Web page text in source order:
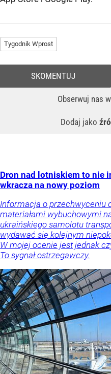
Tygodnik Wprost
Obserwuj nas w
Dodaj jako
SKOMENTUJ
Dron nad lotniskiem to nie
wkracza na nowy poziom
Informacja o przechwyceniu
materiałami wybuchowymi
ukraińskiego samolotu
wydawać się kolejnym
W mojej ocenie jest jednak
To sygnał ostrzegawczy.